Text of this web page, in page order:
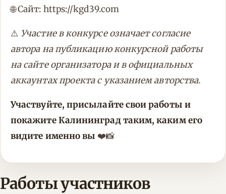
🌐 Сайт: https://kgd39.com
⚠️ Участие в конкурсе означает согласие
автора на публикацию конкурсной работы
на сайте организатора и в официальных
аккаунтах проекта с указанием авторства.
Участвуйте, присылайте свои работы и
покажите Калининград таким, каким его
видите именно вы ❤️📸
Работы участников